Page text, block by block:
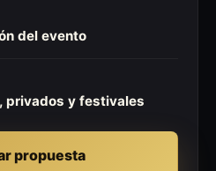
del evento
privados y festivales
propuesta